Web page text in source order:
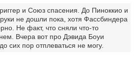
и Союз спасения. До Пиноккио и
не дошли пока, хотя Фассбиндера
Не факт, что сняли что-то
Вчера вот про Дэвида Боуи
сих пор отплеваться не могу.